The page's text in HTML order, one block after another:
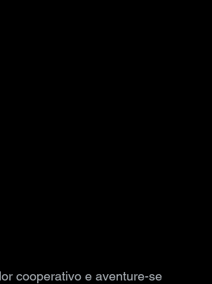
cooperativo e aventure-se